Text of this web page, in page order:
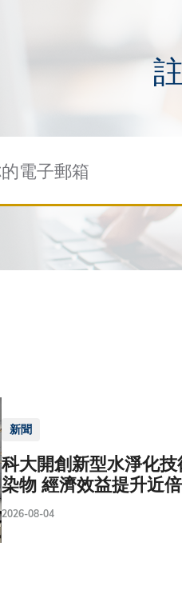
新聞
科大開創新型水淨化
染物 經濟效益提升近倍
2026-08-04